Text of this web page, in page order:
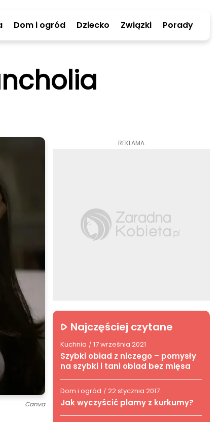
Dom i ogród Dziecko Związki Porady
Canva
REKLAMA
Najczęściej czytane
Kuchnia / 17 września 2021
Szybki obiad z niczego – pomysły
na szybki i tani obiad bez mięsa
Dom i ogród / 22 stycznia 2017
Jak wyczyścić plamy z kurkumy?